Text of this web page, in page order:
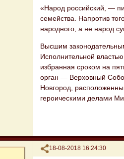
«Народ российский, —
семейства. Напротив
народного, а не народ
Высшим
Исполнительной
избранная сроком на
орган — Верховный
Новгород,
героическими делами
Поделиться
18-08-2018 16:24:30